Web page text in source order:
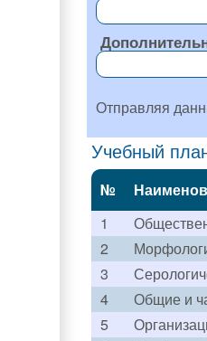
Отправляя
Учебный
№
1
2
3
4
Общие и
5